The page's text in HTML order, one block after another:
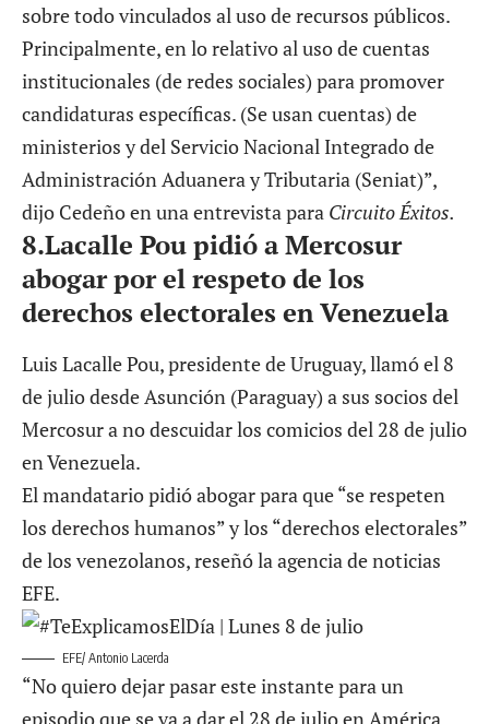
sobre todo vinculados al uso de recursos públicos.
Principalmente, en lo relativo al uso de cuentas
institucionales (de redes sociales) para promover
candidaturas específicas. (Se usan cuentas) de
ministerios y del Servicio Nacional Integrado de
Administración Aduanera y Tributaria (Seniat)”,
dijo Cedeño en una entrevista para Circuito Éxitos.
8.Lacalle Pou pidió a Mercosur
abogar por el respeto de los
derechos electorales en Venezuela
Luis Lacalle Pou, presidente de Uruguay, llamó el 8
de julio desde Asunción (Paraguay) a sus socios del
Mercosur a no descuidar los comicios del 28 de julio
en Venezuela.
El mandatario pidió abogar para que “se respeten
los derechos humanos” y los “derechos electorales”
de los venezolanos, reseñó la agencia de noticias
EFE.
EFE/ Antonio Lacerda
“No quiero dejar pasar este instante para un
episodio que se va a dar el 28 de julio en América